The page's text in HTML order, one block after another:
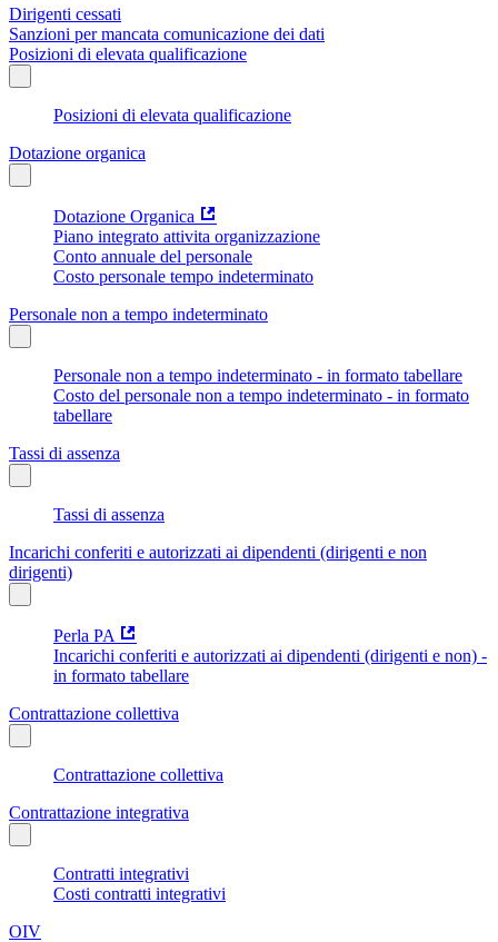
Dirigenti cessati
Sanzioni per mancata comunicazione dei dati
Posizioni di elevata qualificazione
Posizioni di elevata qualificazione
Dotazione organica
Dotazione Organica
Piano integrato attivita organizzazione
Conto annuale del personale
Costo personale tempo indeterminato
Personale non a tempo indeterminato
Personale non a tempo indeterminato - in formato tabellare
Costo del personale non a tempo indeterminato - in formato
tabellare
Tassi di assenza
Tassi di assenza
Incarichi conferiti e autorizzati ai dipendenti (dirigenti e non
dirigenti)
Perla PA
Incarichi conferiti e autorizzati ai dipendenti (dirigenti e non) -
in formato tabellare
Contrattazione collettiva
Contrattazione collettiva
Contrattazione integrativa
Contratti integrativi
Costi contratti integrativi
OIV